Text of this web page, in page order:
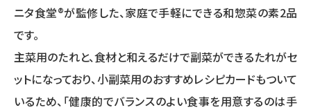
ニタ食堂®が監修した、家庭で手軽にできる和惣菜の素2品
です。
主菜用のたれと、食材と和えるだけで副菜ができるたれがセ
ットになっており、小副菜用のおすすめレシピカードもついて
いるため、「健康的でバランスのよい食事を用意するのは手